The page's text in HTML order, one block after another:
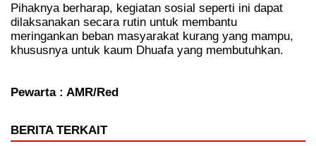
Pihaknya berharap, kegiatan sosial seperti ini dapat
dilaksanakan secara rutin untuk membantu
meringankan beban masyarakat kurang yang mampu,
khususnya untuk kaum Dhuafa yang membutuhkan.
Pewarta : AMR/Red
BERITA TERKAIT